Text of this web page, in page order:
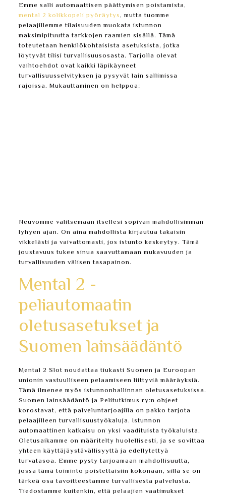
Emme salli automaattisen päättymisen poistamista,
mental 2 kolikkopeli pyöräytys, mutta tuomme
pelaajillemme tilaisuuden muokata istunnon
maksimipituutta tarkkojen raamien sisällä. Tämä
toteutetaan henkilökohtaisista asetuksista, jotka
löytyvät tilisi turvallisuusosasta. Tarjolla olevat
vaihtoehdot ovat kaikki läpikäyneet
turvallisuusselvityksen ja pysyvät lain sallimissa
rajoissa. Mukauttaminen on helppoa:
Neuvomme valitsemaan itsellesi sopivan mahdollisimman
lyhyen ajan. On aina mahdollista kirjautua takaisin
vikkelästi ja vaivattomasti, jos istunto keskeytyy. Tämä
joustavuus tukee sinua saavuttamaan mukavuuden ja
turvallisuuden välisen tasapainon.
Mental 2 -
peliautomaatin
oletusasetukset ja
Suomen lainsäädäntö
Mental 2 Slot noudattaa tiukasti Suomen ja Euroopan
unionin vastuulliseen pelaamiseen liittyviä määräyksiä.
Tämä ilmenee myös istunnonhallinnan oletusasetuksissa.
Suomen lainsäädäntö ja Pelitutkimus ry:n ohjeet
korostavat, että palveluntarjoajilla on pakko tarjota
pelaajilleen turvallisuustyökaluja. Istunnon
automaattinen katkaisu on yksi vaadituista työkaluista.
Oletusaikamme on määritelty huolellisesti, ja se sovittaa
yhteen käyttäjäystävällisyyttä ja edellytettyä
turvatasoa. Emme pysty tarjoamaan mahdollisuutta,
jossa tämä toiminto poistettaisiin kokonaan, sillä se on
tärkeä osa tavoitteestamme turvallisesta palvelusta.
Tiedostamme kuitenkin, että pelaajien vaatimukset